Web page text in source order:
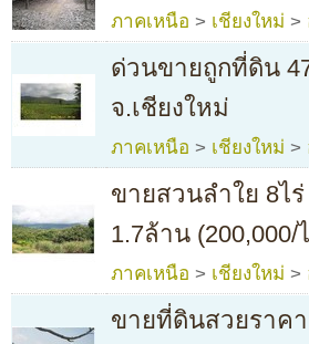
ภาคเหนือ > เชียงใหม่ >
ด่วนขายถูกที่ดิน
จ.เชียงใหม่
ภาคเหนือ > เชียงใหม่ >
ขายสวนลำใย 8ไ
1.7ล้าน (200,000/
ภาคเหนือ > เชียงใหม่ >
ขายที่ดินสวยราค